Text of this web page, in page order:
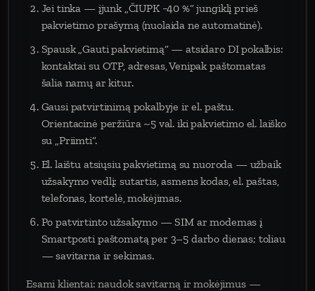
Jei tinka — įjunk „ČIUPK −40 %“ jungiklį prieš
pakvietimo prašymą (nuolaida ne automatinė).
Spausk „Gauti pakvietimą“ — atsidaro DI pokalbis:
kontaktai su OTP, adresas, Venipak paštomatas
šalia namų ar kitur.
Gausi patvirtinimą pokalbyje ir el. paštu.
Orientacinė peržiūra ~5 val. iki pakvietimo el. laiško
su „Priimti“.
El. laištu atsiųsiu pakvietimą su nuoroda — užbaik
užsakymo vedlį: sutartis, asmens kodas, el. paštas,
telefonas, kortelė, mokėjimas.
Po patvirtinto užsakymo — SIM ar modemas į
Smartposti paštomatą per 3–5 darbo dienas; toliau
— savitarna ir sekimas.
Esami klientai: naudok savitarną ir mokėjimus —